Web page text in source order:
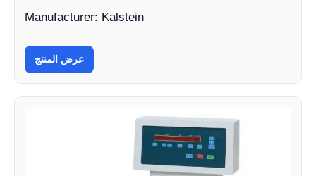
Manufacturer: Kalstein
عرض المنتج